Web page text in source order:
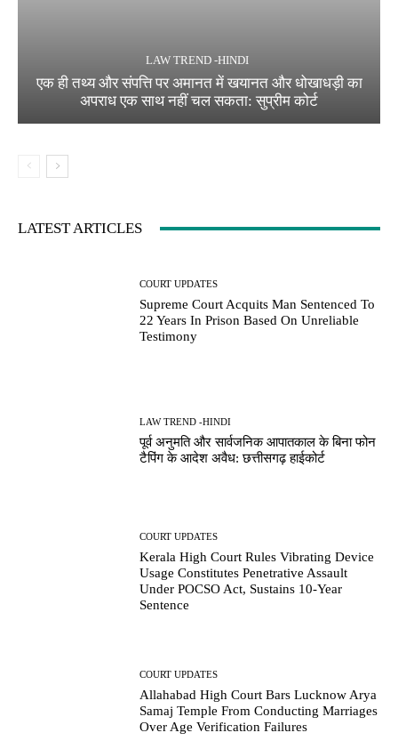
LAW TREND -HINDI
एक ही तथ्य और संपत्ति पर अमानत में खयानत और धोखाधड़ी का
अपराध एक साथ नहीं चल सकता: सुप्रीम कोर्ट
LATEST ARTICLES
COURT UPDATES
Supreme Court Acquits Man Sentenced To
22 Years In Prison Based On Unreliable
Testimony
LAW TREND -HINDI
पूर्व अनुमति और सार्वजनिक आपातकाल के बिना फोन
टैपिंग के आदेश अवैध: छत्तीसगढ़ हाईकोर्ट
COURT UPDATES
Kerala High Court Rules Vibrating Device
Usage Constitutes Penetrative Assault
Under POCSO Act, Sustains 10-Year
Sentence
COURT UPDATES
Allahabad High Court Bars Lucknow Arya
Samaj Temple From Conducting Marriages
Over Age Verification Failures